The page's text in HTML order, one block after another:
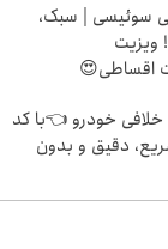
سوئیسی | سبک،
ویزیت
اقساطی😍
خلافی خودرو 👈با کد
دقیق و بدون